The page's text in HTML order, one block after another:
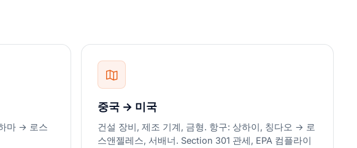
마 → 로스
중국 → 미국
건설 장비, 제조 기계, 금형. 항구: 상하이, 칭다오 → 로
스앤젤레스, 서배너. Section 301 관세, EPA 컴플라이